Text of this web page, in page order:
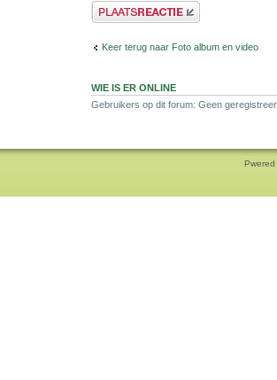
Plaats een reactie
Keer terug naar Foto album en video
WIE IS ER ONLINE
Gebruikers op dit forum: Geen